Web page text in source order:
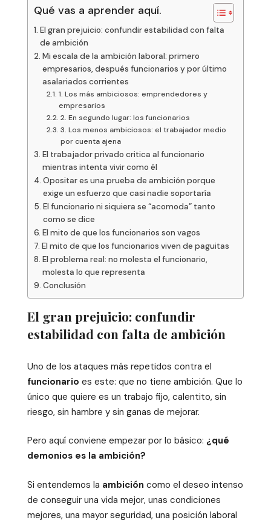
Qué vas a aprender aquí.
El gran prejuicio: confundir estabilidad con falta
de ambición
Mi escala de la ambición laboral: primero
empresarios, después funcionarios y por último
asalariados corrientes
1. Los más ambiciosos: emprendedores y
empresarios
2. En segundo lugar: los funcionarios
3. Los menos ambiciosos: el trabajador medio
por cuenta ajena
El trabajador privado critica al funcionario
mientras intenta vivir como él
Opositar es una prueba de ambición porque
exige un esfuerzo que casi nadie soportaría
El funcionario ni siquiera se “acomoda” tanto
como se dice
El mito de que los funcionarios son vagos
El mito de que los funcionarios viven de paguitas
El problema real: no molesta el funcionario,
molesta lo que representa
Conclusión
El gran prejuicio: confundir
estabilidad con falta de ambición
Uno de los ataques más repetidos contra el
funcionario es este: que no tiene ambición. Que lo
único que quiere es un trabajo fijo, calentito, sin
riesgo, sin hambre y sin ganas de mejorar.
Pero aquí conviene empezar por lo básico: ¿qué
demonios es la ambición?
Si entendemos la ambición como el deseo intenso
de conseguir una vida mejor, unas condiciones
mejores, una mayor seguridad, una posición laboral